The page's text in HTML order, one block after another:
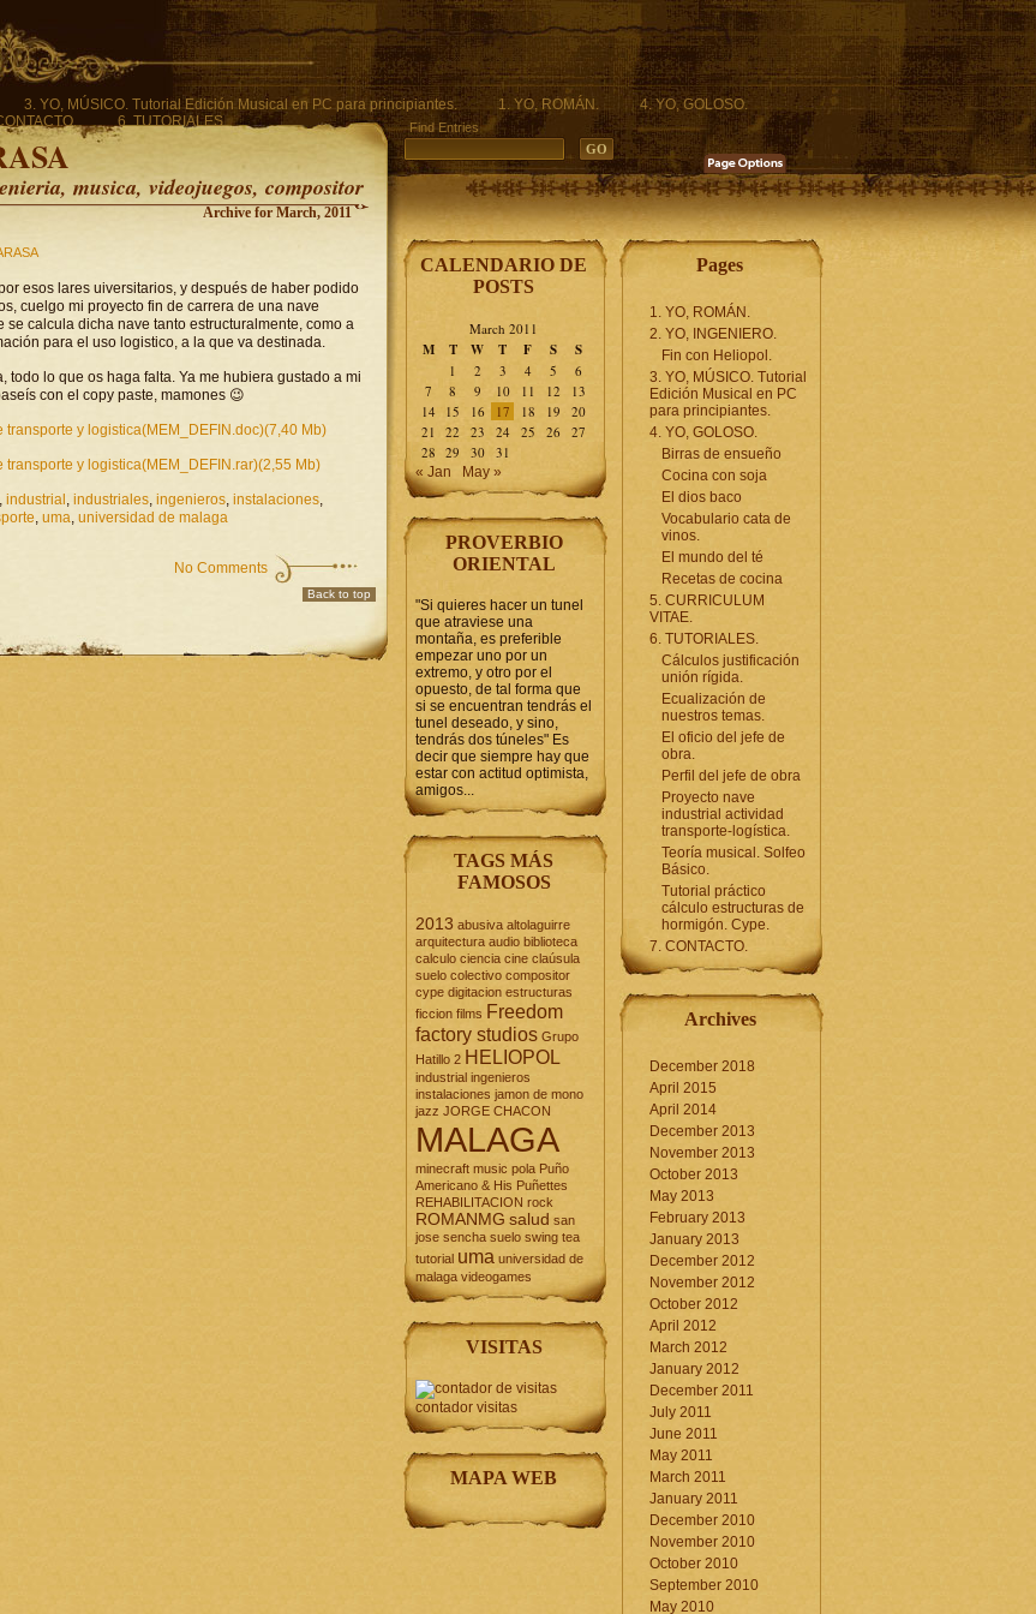
3. YO, MÚSICO. Tutorial Edición Musical en PC para principiantes. 1. YO, ROMÁN.
4. YO, GOLOSO.
6. TUTORIALES.
musica, videojuegos, compositor
Find Entries
Archive for March, 2011
esos lares uiversitarios, y después de haber podido
cuelgo mi proyecto fin de carrera de una nave
calcula dicha nave tanto estructuralmente, como a
para el uso logistico, a la que va destinada.
lo que os haga falta. Ya me hubiera gustado a mi
con el copy paste, mamones 😉
y logistica(MEM_DEFIN.doc)(7,40 Mb)
y logistica(MEM_DEFIN.rar)(2,55 Mb)
, industrial , industriales, ingenieros, instalaciones,
, uma, universidad de malaga
No Comments
Back to top
CALENDARIO DE
POSTS
March 2011
M T W T F S S
1 2 3 4 5
6
7
8 9 10 11 12
13
14 15 16 17 18 19
20
21
22 23 24 25 26
27
28 29 30 31
« Jan May »
PROVERBIO
ORIENTAL
"Si quieres hacer un tunel
que atraviese una
montaña, es preferible
empezar uno por un
extremo, y otro por el
opuesto, de tal forma que
si se encuentran tendrás el
tunel deseado, y sino,
tendrás dos túneles" Es
decir que siempre hay que
estar con actitud optimista,
amigos...
TAGS MÁS
FAMOSOS
2013 abusiva altolaguirre
arquitectura audio biblioteca
calculo ciencia cine claúsula
suelo colectivo compositor
cype digitacion estructuras
ficcion films Freedom
factory studios Grupo
Hatillo 2 HELIOPOL
industrial ingenieros
instalaciones jamon de mono
jazz JORGE CHACON
MALAGA
minecraft music pola Puño
Americano & His Puñettes
REHABILITACION rock
ROMANMG salud san
jose sencha suelo swing tea
tutorial uma universidad de
malaga videogames
VISITAS
contador visitas
MAPA WEB
Pages
1. YO, ROMÁN.
2. YO, INGENIERO.
Fin con Heliopol.
3. YO, MÚSICO. Tutorial
Edición Musical en PC
para principiantes.
4. YO, GOLOSO.
Birras de ensueño
Cocina con soja
El dios baco
Vocabulario cata de
vinos.
El mundo del té
Recetas de cocina
5. CURRICULUM
VITAE.
6. TUTORIALES.
Cálculos justificación
unión rígida.
Ecualización de
nuestros temas.
El oficio del jefe de
obra.
Perfil del jefe de obra
Proyecto nave
industrial actividad
transporte-logística.
Teoría musical. Solfeo
Básico.
Tutorial práctico
cálculo estructuras de
hormigón. Cype.
7. CONTACTO.
Archives
December 2018
April 2015
April 2014
December 2013
November 2013
October 2013
May 2013
February 2013
January 2013
December 2012
November 2012
October 2012
April 2012
March 2012
January 2012
December 2011
July 2011
June 2011
May 2011
March 2011
January 2011
December 2010
November 2010
October 2010
September 2010
May 2010